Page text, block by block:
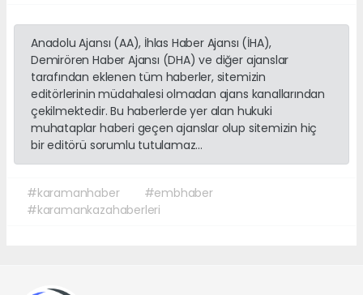
Anadolu Ajansı (AA), İhlas Haber Ajansı (İHA),
Demirören Haber Ajansı (DHA) ve diğer ajanslar
tarafından eklenen tüm haberler, sitemizin
editörlerinin müdahalesi olmadan ajans kanallarından
çekilmektedir. Bu haberlerde yer alan hukuki
muhataplar haberi geçen ajanslar olup sitemizin hiç
bir editörü sorumlu tutulamaz...
#karamanhaber
#embhaber
#karamankazahaberleri